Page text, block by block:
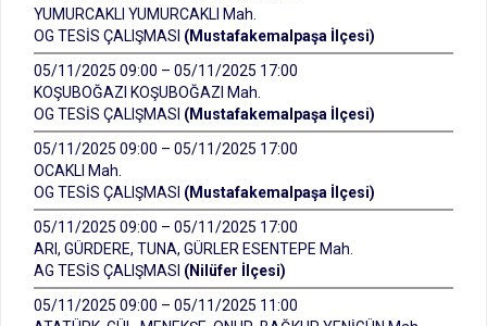
YUMURCAKLI YUMURCAKLI Mah.
OG TESİS ÇALIŞMASI (Mustafakemalpaşa İlçesi)
05/11/2025 09:00 – 05/11/2025 17:00
KOŞUBOĞAZI KOŞUBOĞAZI Mah.
OG TESİS ÇALIŞMASI (Mustafakemalpaşa İlçesi)
05/11/2025 09:00 – 05/11/2025 17:00
OCAKLI Mah.
OG TESİS ÇALIŞMASI (Mustafakemalpaşa İlçesi)
05/11/2025 09:00 – 05/11/2025 17:00
ARI, GÜRDERE, TUNA, GÜRLER ESENTEPE Mah.
AG TESİS ÇALIŞMASI (Nilüfer İlçesi)
05/11/2025 09:00 – 05/11/2025 11:00